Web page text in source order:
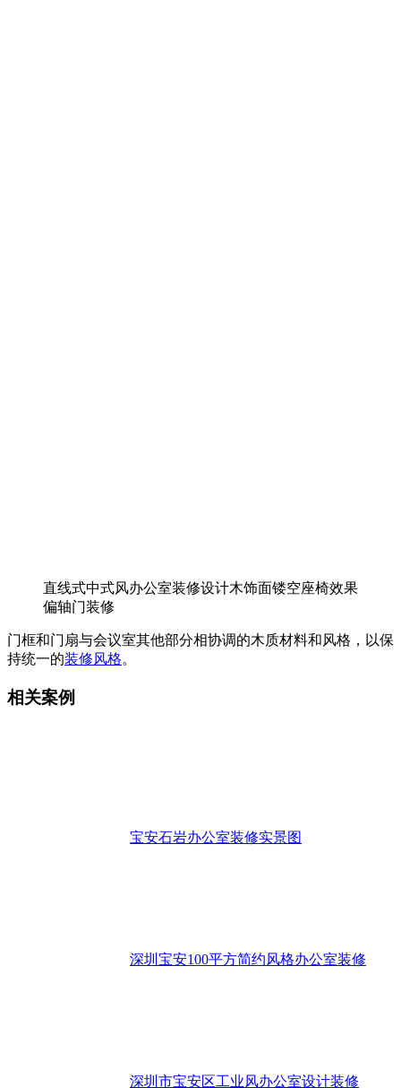
直线式中式风办公室装修设计木饰面镂空座椅效果
偏轴门装修
门框和门扇与会议室其他部分相协调的木质材料和风格，以保
持统一的装修风格。
相关案例
宝安石岩办公室装修实景图
深圳宝安100平方简约风格办公室装修
深圳市宝安区工业风办公室设计装修